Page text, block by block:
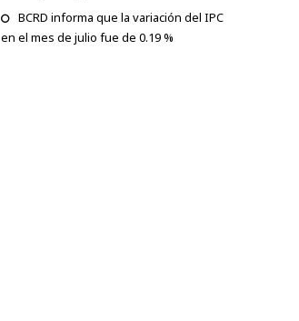
BCRD informa que la variación del IPC
en el mes de julio fue de 0.19 %